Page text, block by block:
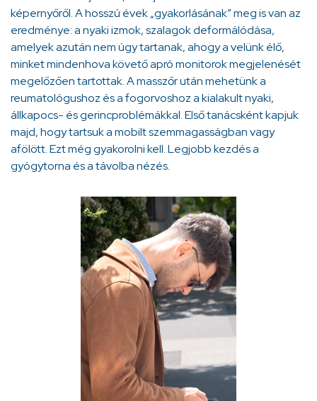
képernyőről. A hosszú évek „gyakorlásának” meg is van az
eredménye: a nyaki izmok, szalagok deformálódása,
amelyek azután nem úgy tartanak, ahogy a velünk élő,
minket mindenhova követő apró monitorok megjelenését
megelőzően tartottak. A masszőr után mehetünk a
reumatológushoz és a fogorvoshoz a kialakult nyaki,
állkapocs- és gerincproblémákkal. Első tanácsként kapjuk
majd, hogy tartsuk a mobilt szemmagasságban vagy
afölött. Ezt még gyakorolni kell. Legjobb kezdés a
gyógytorna és a távolba nézés.